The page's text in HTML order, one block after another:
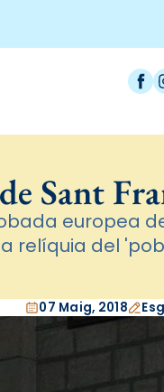
Sant
europea
relíquia del
07 Maig, 2018